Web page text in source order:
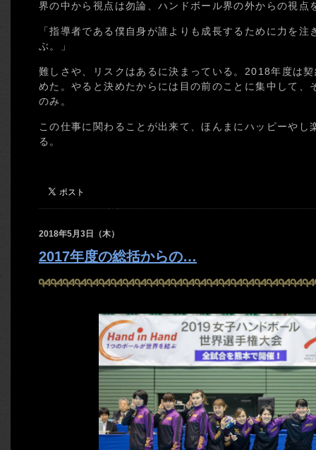
界の中から視点は勿論、ハンドボール界の外からの視点
「指導者である僕自身が誰よりも成長するために力を
ぶ。」
難しさや、リスクはあるに決まっている。2018年度は
めた。やると決めたからには目の前のことに集中して、
のみ。
この仕事に関わることが出来て、ほんまにハッピーやし
る。
2018年5月3日（木）
2017年度の総括からの…